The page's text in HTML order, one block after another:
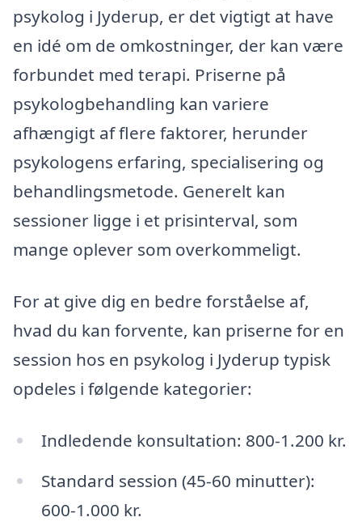
psykolog i Jyderup, er det vigtigt at have
en idé om de omkostninger, der kan være
forbundet med terapi. Priserne på
psykologbehandling kan variere
afhængigt af flere faktorer, herunder
psykologens erfaring, specialisering og
behandlingsmetode. Generelt kan
sessioner ligge i et prisinterval, som
mange oplever som overkommeligt.
For at give dig en bedre forståelse af,
hvad du kan forvente, kan priserne for en
session hos en psykolog i Jyderup typisk
opdeles i følgende kategorier:
Indledende konsultation: 800-1.200 kr.
Standard session (45-60 minutter):
600-1.000 kr.